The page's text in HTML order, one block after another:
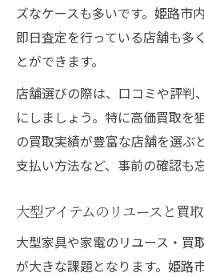
ズなケースも多いです。姫路市
即日査定を行っている店舗も多
とができます。
店舗選びの際は、口コミや評判
にしましょう。特に高価買取を
の買取実績が豊富な店舗を選ぶ
支払い方法など、事前の確認も
大型アイテムのリユースと買
大型家具や家電のリユース・買
が大きな課題となります。姫路